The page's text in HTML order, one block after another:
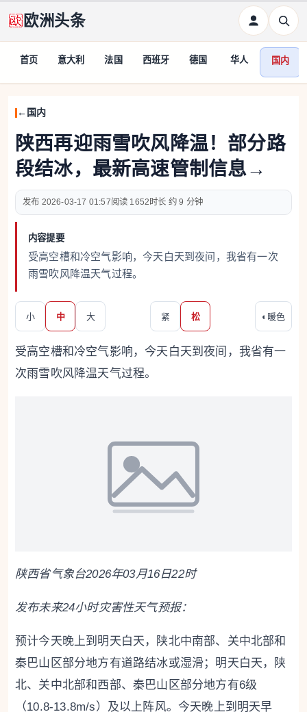
欧洲头条
首页 意大利 法国 西班牙 德国 华人 国内
国内
陕西再迎雨雪吹风降温！部分路
段结冰，最新高速管制信息→
2026-03-17 01:57 1652 约 9 分钟
内容提要
受高空槽和冷空气影响，今天白天到夜间，我省有一次
雨雪吹风降温天气过程。
小 中 大 紧 松 ◐ 暖色
受高空槽和冷空气影响，今天白天到夜间，我省有一
次雨雪吹风降温天气过程。
陕西省气象台2026年03月16日22时
发布未来24小时灾害性天气预报：
预计今天晚上到明天白天，陕北中南部、关中北部和
秦巴山区部分地方有道路结冰或湿滑；明天白天，陕
北、关中北部和西部、秦巴山区部分地方有6级
（10.8-13.8m/s）及以上阵风。今天晚上到明天早